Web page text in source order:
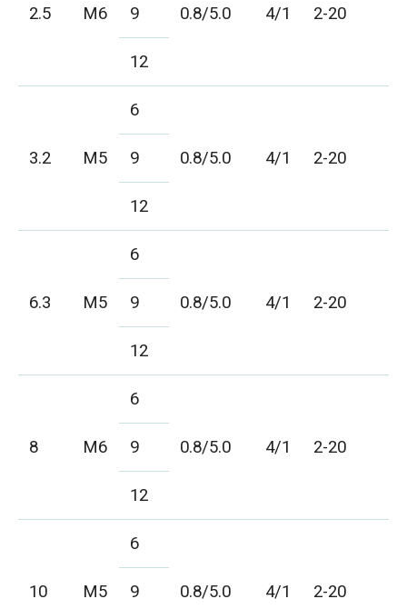
2.5 M6
0.8/5.0
4/1 2-20
9
12
3.2 M5
6
0.8/5.0
4/1 2-20
9
12
6.3 M5
6
0.8/5.0
4/1 2-20
9
12
8 M6
6
0.8/5.0
4/1 2-20
9
12
10 M5
6
0.8/5.0
4/1 2-20
9